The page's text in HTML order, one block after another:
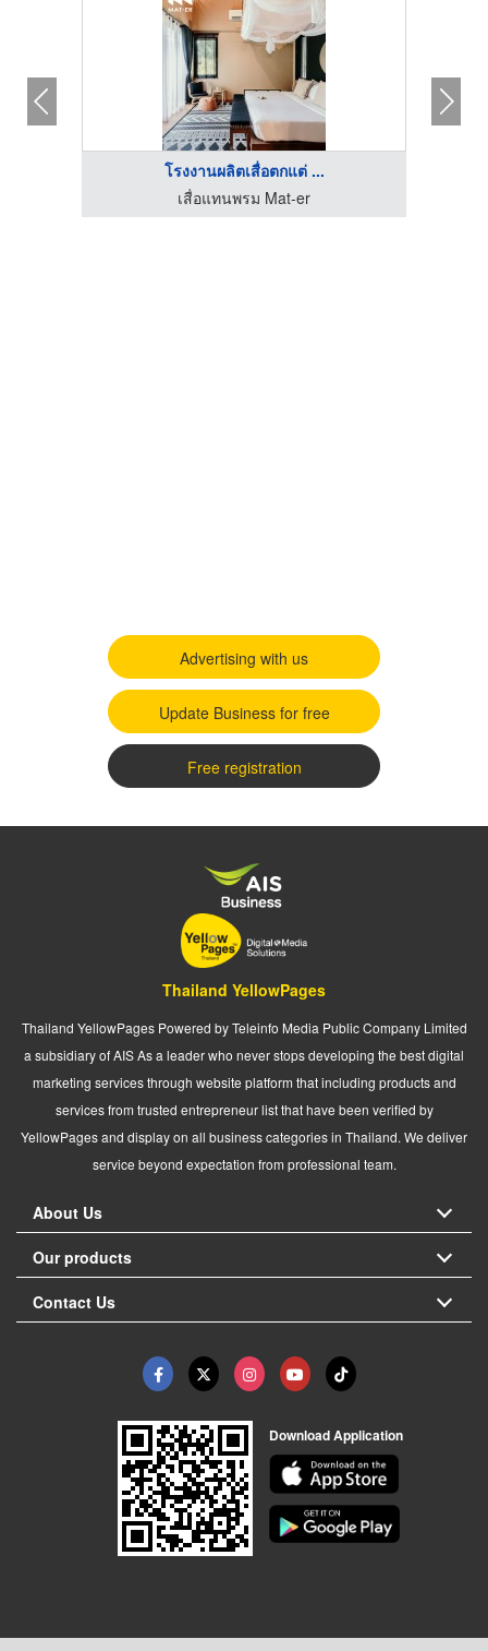
โรงงานผลิตเสื่อตกแต่ ...
เสื่อแทนพรม Mat-er
Advertising with us
Update Business for free
Free registration
Thailand YellowPages
Thailand YellowPages Powered by Teleinfo Media Public Company Limited
a subsidiary of AIS As a leader who never stops developing the best digital
marketing services through website platform that including products and
services from trusted entrepreneur list that have been verified by
YellowPages and display on all business categories in Thailand. We deliver
service beyond expectation from professional team.
About Us
Our products
Contact Us
Download Application